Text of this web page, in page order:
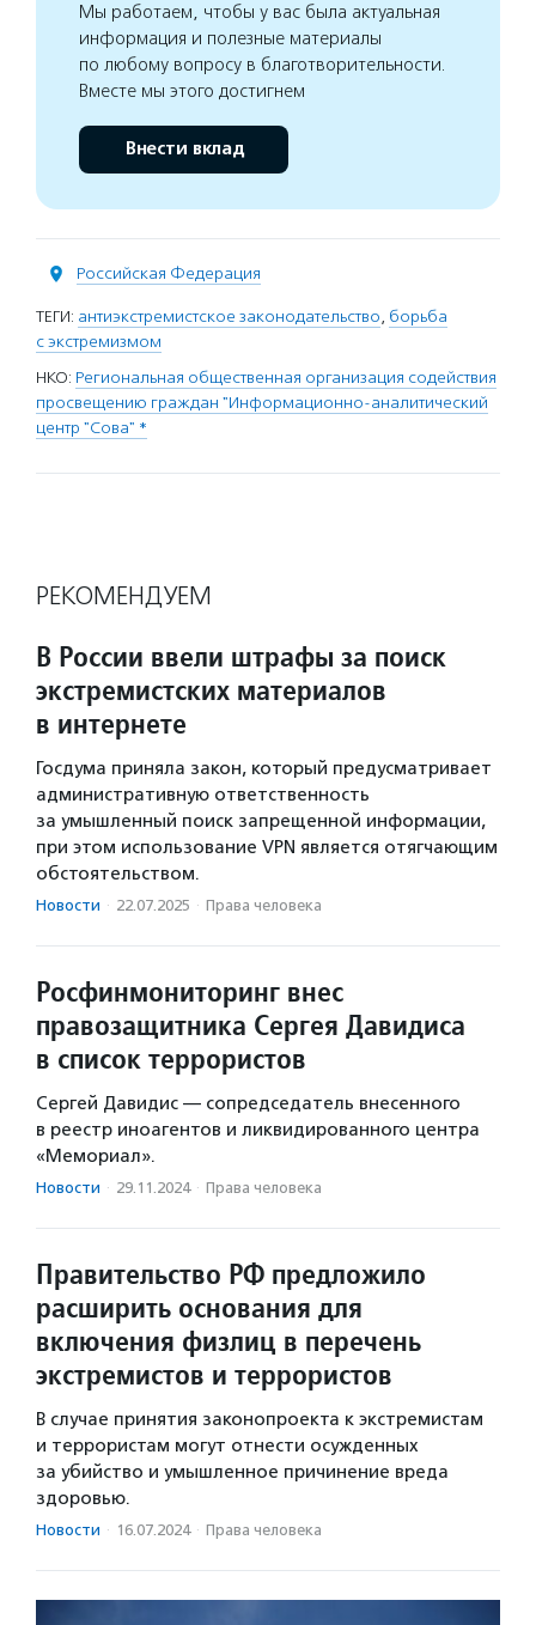
Мы работаем, чтобы у вас была актуальная
информация и полезные материалы
по любому вопросу в благотворительности.
Вместе мы этого достигнем
Внести вклад
Российская Федерация
ТЕГИ: антиэкстремистское законодательство, борьба
с экстремизмом
НКО: Региональная общественная организация содействия
просвещению граждан "Информационно-аналитический
центр "Сова" *
РЕКОМЕНДУЕМ
В России ввели штрафы за поиск
экстремистских материалов
в интернете
Госдума приняла закон, который предусматривает
административную ответственность
за умышленный поиск запрещенной информации,
при этом использование VPN является отягчающим
обстоятельством.
Новости · 22.07.2025 · Права человека
Росфинмониторинг внес
правозащитника Сергея Давидиса
в список террористов
Сергей Давидис — сопредседатель внесенного
в реестр иноагентов и ликвидированного центра
«Мемориал».
Новости · 29.11.2024 · Права человека
Правительство РФ предложило
расширить основания для
включения физлиц в перечень
экстремистов и террористов
В случае принятия законопроекта к экстремистам
и террористам могут отнести осужденных
за убийство и умышленное причинение вреда
здоровью.
Новости · 16.07.2024 · Права человека